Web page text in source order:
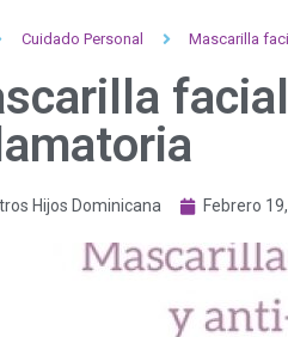
Cuidado Personal Mascarilla
Hijos Dominicana Febrero